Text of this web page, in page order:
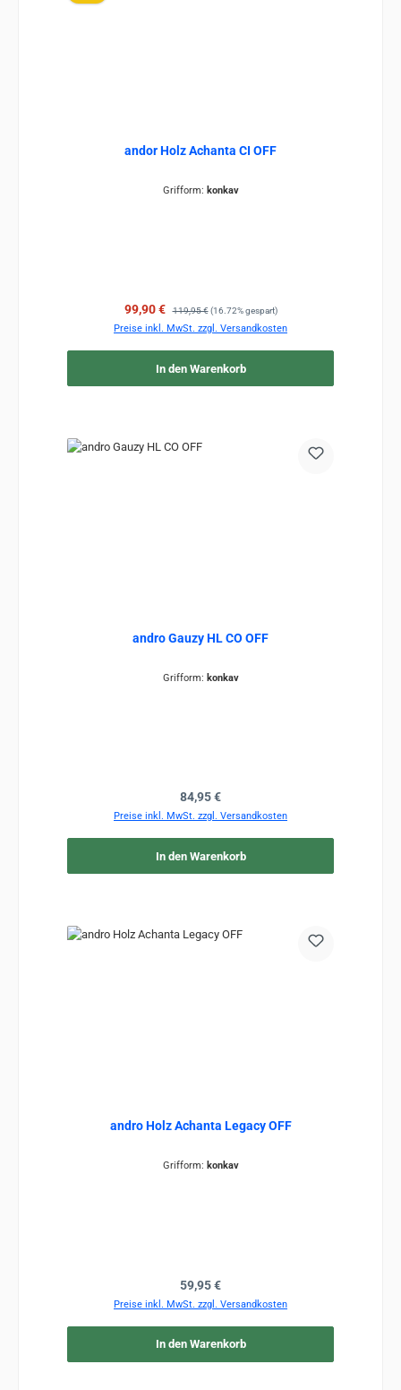
andor Holz Achanta CI OFF
Grifform: konkav
Verkaufspreis:
99,90 € Regulärer Preis:
119,95 € (16.72% gespart)
Preise inkl. MwSt. zzgl. Versandkosten
In den Warenkorb
andro Gauzy HL CO OFF
Grifform: konkav
Regulärer Preis:
84,95 €
Preise inkl. MwSt. zzgl. Versandkosten
In den Warenkorb
andro Holz Achanta Legacy OFF
Grifform: konkav
Regulärer Preis:
59,95 €
Preise inkl. MwSt. zzgl. Versandkosten
In den Warenkorb